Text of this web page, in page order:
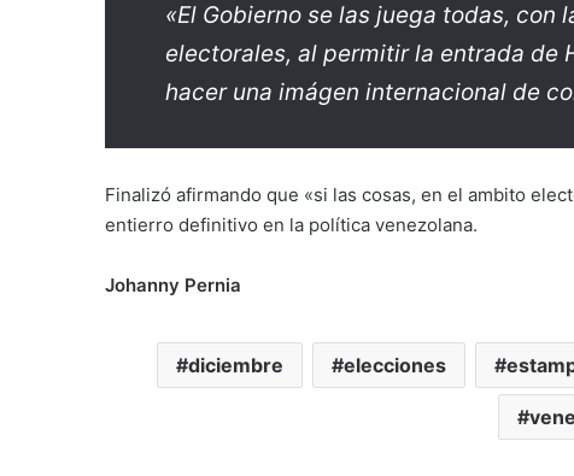
«El Gobierno se las juega todas, con
electorales, al permitir la entrada de
hacer una imágen internacional de
Finalizó afirmando que «si las cosas, en el ambito
entierro definitivo en la política venezolana.
Johanny Pernia
diciembre elecciones